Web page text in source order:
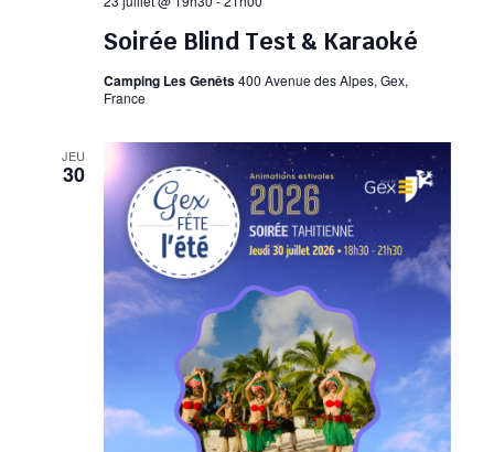
Soirée Blind Test & Karaoké
Camping Les Genêts400 Avenue des Alpes, Gex,
France
JEU
30